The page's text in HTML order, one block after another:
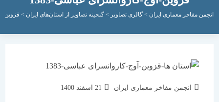
مفاخر معماری ایران > گالری تصاویر>گنجینه تصاویر از استان‌های ایران> قزوین>قزوین-
انجمن مفاخر معماری ایران
نوشته
21 اسفند 1400